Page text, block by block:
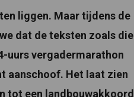
liggen. Maar tijdens de
dat de teksten zoals die
uurs vergadermarathon
aanschoof. Het laat zien
tot een landbouwakkoord